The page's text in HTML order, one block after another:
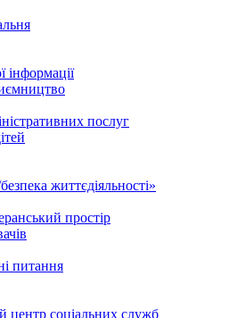
інформації
послуг
життєдіяльності»
простір
питання
центр соціальних служб